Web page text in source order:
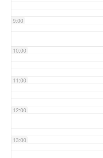
9:00
10:00
11:00
12:00
13:00